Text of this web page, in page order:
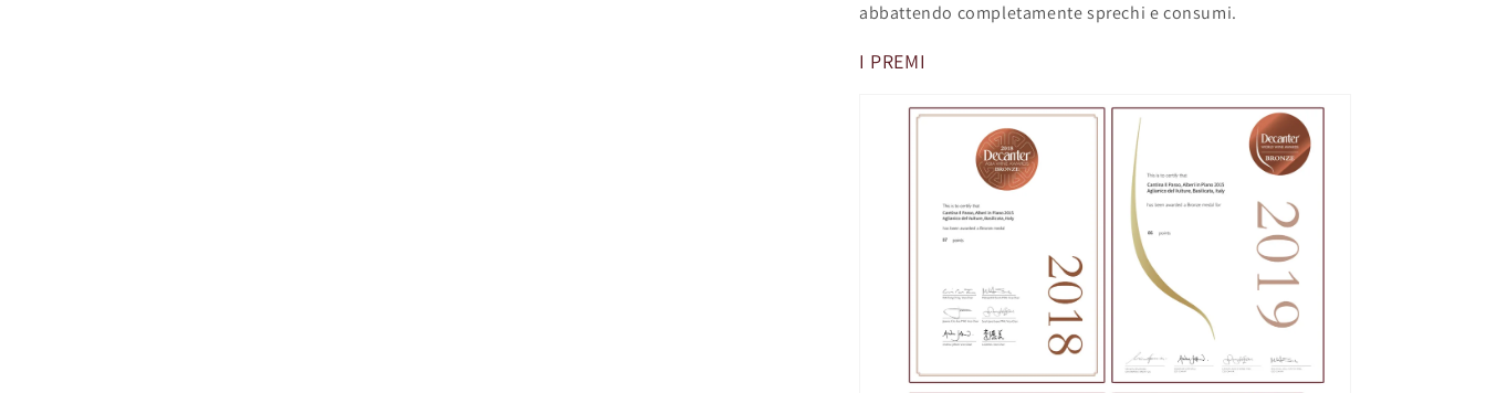
abbattendo completamente sprechi e consumi.
I PREMI